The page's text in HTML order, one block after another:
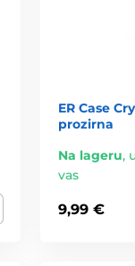
ER Case
prozirna
Na lageru,
vas
9,99 €